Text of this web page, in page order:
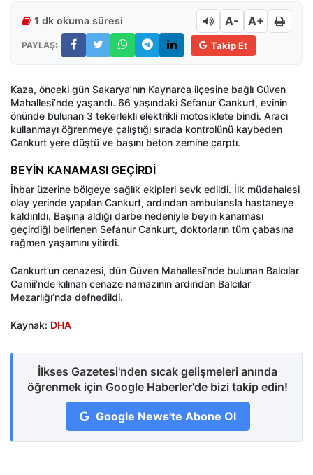
1 dk okuma süresi A- A+
PAYLAŞ: Takip Et
Kaza, önceki gün Sakarya’nın Kaynarca ilçesine bağlı Güven
Mahallesi’nde yaşandı. 66 yaşındaki Sefanur Cankurt, evinin
önünde bulunan 3 tekerlekli elektrikli motosiklete bindi. Aracı
kullanmayı öğrenmeye çalıştığı sırada kontrolünü kaybeden
Cankurt yere düştü ve başını beton zemine çarptı.
BEYİN KANAMASI GEÇİRDİ
İhbar üzerine bölgeye sağlık ekipleri sevk edildi. İlk müdahalesi
olay yerinde yapılan Cankurt, ardından ambulansla hastaneye
kaldırıldı. Başına aldığı darbe nedeniyle beyin kanaması
geçirdiği belirlenen Sefanur Cankurt, doktorların tüm çabasına
rağmen yaşamını yitirdi.
Cankurt’un cenazesi, dün Güven Mahallesi’nde bulunan Balcılar
Camii’nde kılınan cenaze namazının ardından Balcılar
Mezarlığı’nda defnedildi.
Kaynak: DHA
İlkses Gazetesi'nden sıcak gelişmeleri anında
öğrenmek için Google Haberler'de bizi takip edin!
Google News'te Abone Ol